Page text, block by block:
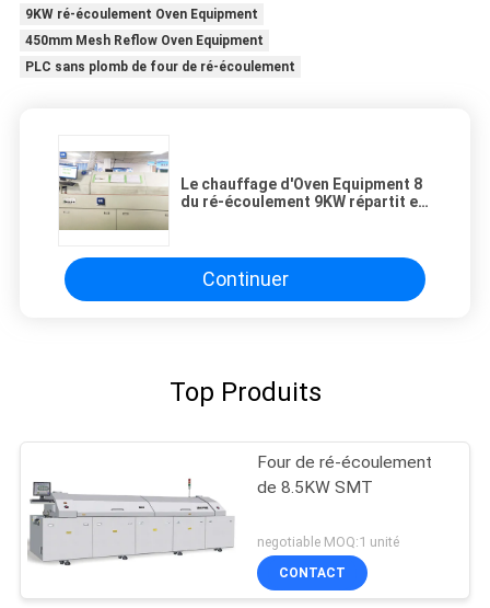
9KW ré-écoulement Oven Equipment
450mm Mesh Reflow Oven Equipment
PLC sans plomb de four de ré-écoulement
Le chauffage d'Oven Equipment 8
du ré-écoulement 9KW répartit en
Continuer
Top Produits
Four de ré-écoulement
de 8.5KW SMT
negotiable MOQ:1 unité
CONTACT